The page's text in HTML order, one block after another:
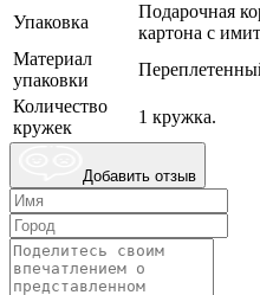
Упаковка
Подарочная
картона с
Материал
упаковки
Количество
кружек
1 кружка.
Добавить отзыв